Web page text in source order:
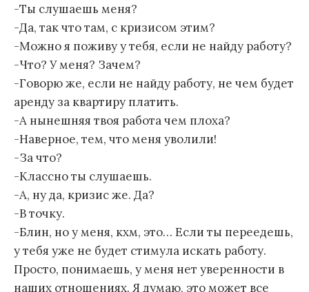
-Ты слушаешь меня?
-Да, так что там, с кризисом этим?
-Можно я поживу у тебя, если не найду работу?
-Что? У меня? Зачем?
-Говорю же, если не найду работу, не чем будет
аренду за квартиру платить.
-А нынешняя твоя работа чем плоха?
-Наверное, тем, что меня уволили!
-За что?
-Классно ты слушаешь.
-А, ну да, кризис же. Да?
-В точку.
-Блин, но у меня, кхм, это… Если ты переедешь,
у тебя уже не будет стимула искать работу.
Просто, понимаешь, у меня нет уверенности в
наших отношениях. Я думаю, это может все